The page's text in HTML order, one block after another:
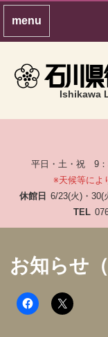
Ishikawa
平日・土・祝
※天候等によ
休館日 6/23(火)・
TEL
お知らせ